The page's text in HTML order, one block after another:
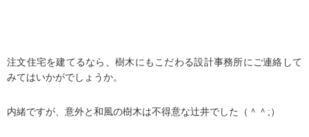
注文住宅を建てるなら、樹木にもこだわる設計事務所にご連絡して
みてはいかがでしょうか。
内緒ですが、意外と和風の樹木は不得意な辻井でした（＾＾;）